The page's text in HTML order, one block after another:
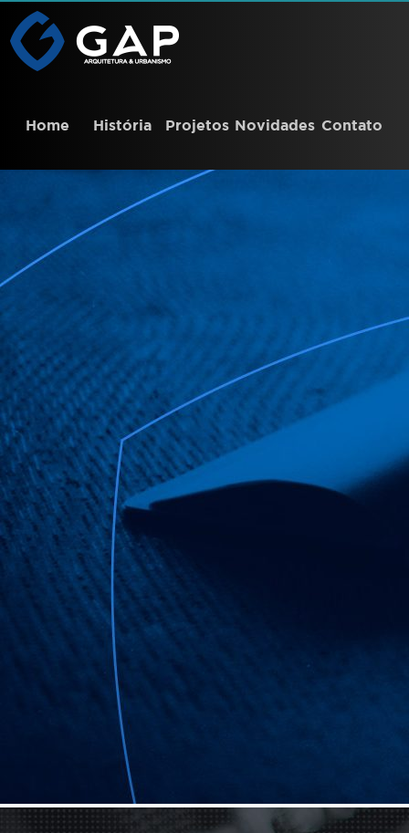
Home História Projetos Novidades Contato